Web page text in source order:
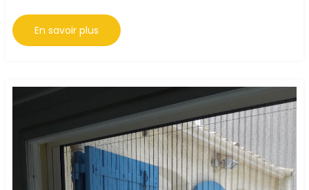
Moustiquaire
:
Sur
En savoir plus